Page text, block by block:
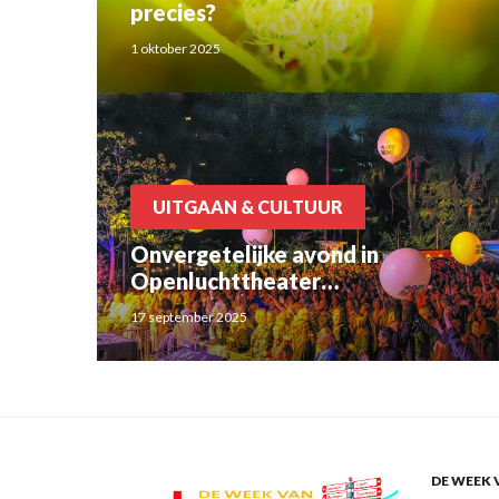
precies?
1 oktober 2025
UITGAAN & CULTUUR
Onvergetelijke avond in
Openluchttheater
Brilmansdennen
17 september 2025
DE WEEK